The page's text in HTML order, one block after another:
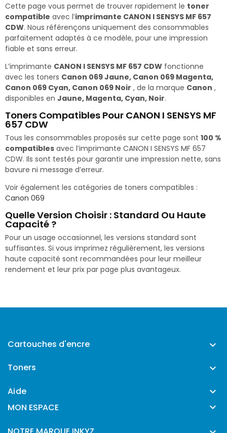
Cette page vous permet de trouver rapidement le toner
compatible avec l’imprimante CANON I SENSYS MF 657
CDW. Nous référençons uniquement des consommables
parfaitement adaptés à ce modèle, pour une impression
fiable et sans erreur.
L’imprimante CANON I SENSYS MF 657 CDW fonctionne
avec les toners Canon 069 Jaune, Canon 069 Magenta,
Canon 069 Cyan, Canon 069 Noir , de la marque Canon ,
disponibles en Jaune, Magenta, Cyan, Noir.
Toners Compatibles Pour CANON I SENSYS MF
657 CDW
Tous les consommables proposés sur cette page sont 100 %
compatibles avec l’imprimante CANON I SENSYS MF 657
CDW. Ils sont testés pour garantir une impression nette, sans
bavure ni message d’erreur.
Voir également les catégories de toners compatibles :
Canon 069
Quelle Version Choisir : Standard Ou Haute
Capacité ?
Pour un usage occasionnel, les versions standard sont
suffisantes. Si vous imprimez régulièrement, les versions
haute capacité sont recommandées pour leur meilleur
rendement et leur prix par page plus avantageux.
Cartouches d'encre 
Toners 
Aide 
MON ESPACE 